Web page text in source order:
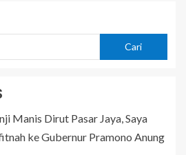
Cari
Manis Dirut Pasar Jaya, Saya
ke Gubernur Pramono Anung